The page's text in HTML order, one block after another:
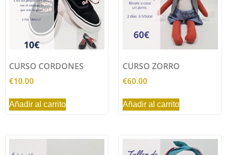
CURSO CORDONES
€10.00
Añadir al carrito
CURSO ZORRO
€60.00
Añadir al carrito